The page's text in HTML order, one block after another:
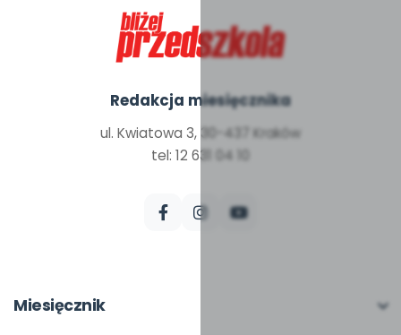
Redakcja miesięcznika
ul. Kwiatowa 3, 30-437 Kraków
tel: 12 631 04 10
Miesięcznik